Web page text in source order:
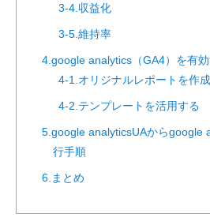
3-4.収益化
3-5.維持率
4.google analytics（GA4）を有
4-1.オリジナルレポートを作
4-2.テンプレートを活用する
5.google analyticsUAからgoogle
行手順
6.まとめ